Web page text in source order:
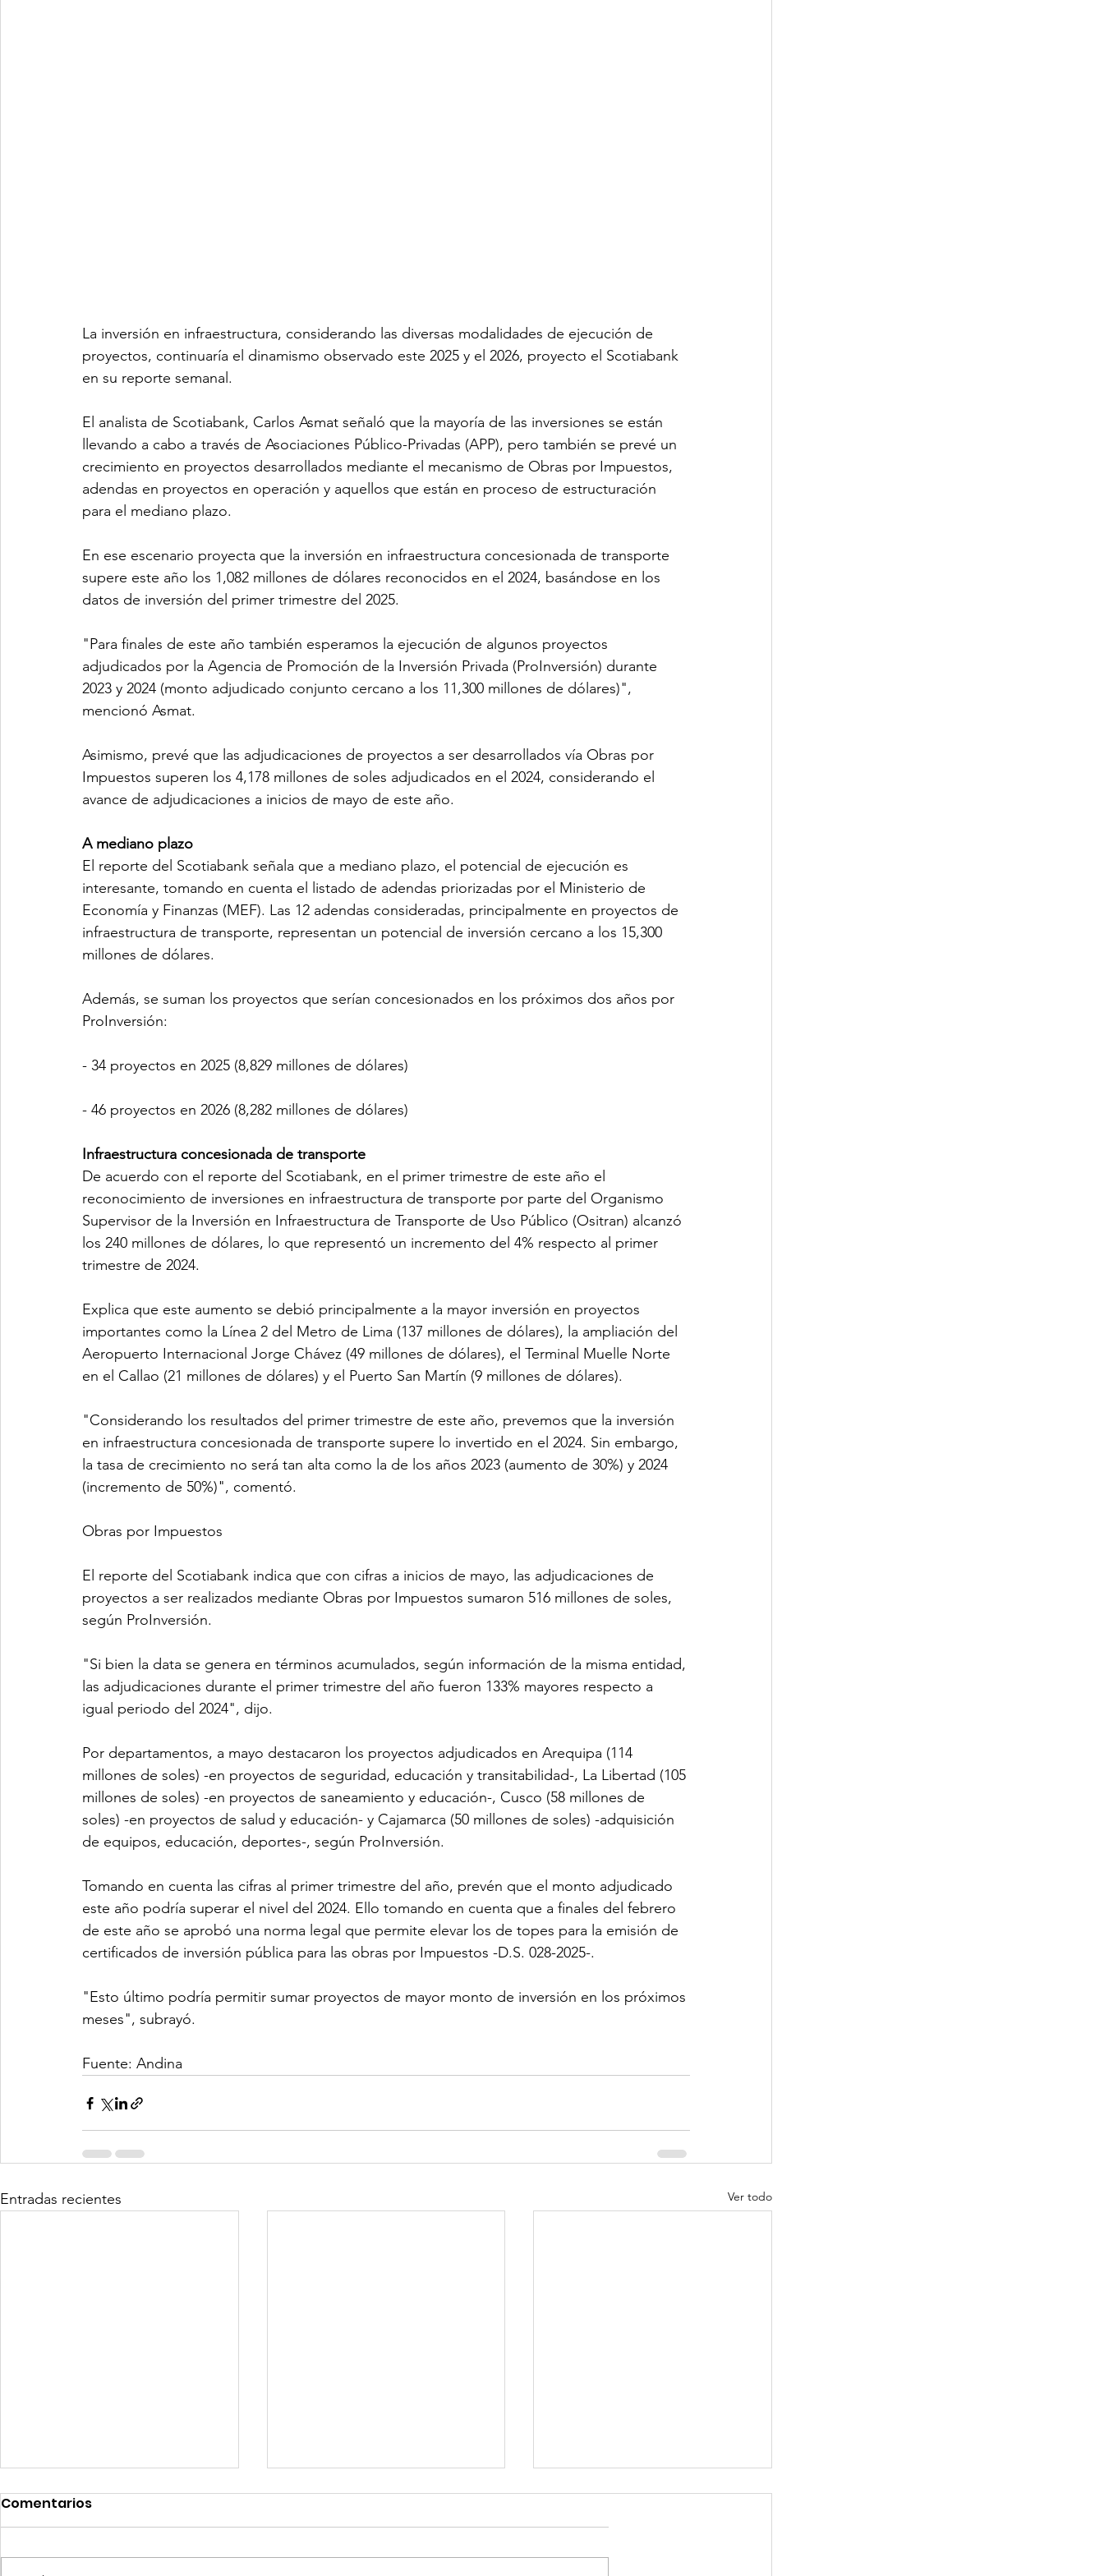
La inversión en infraestructura, considerando las diversas modalidades de ejecución de
proyectos, continuaría el dinamismo observado este 2025 y el 2026, proyecto el Scotiabank
en su reporte semanal.
El analista de Scotiabank, Carlos Asmat señaló que la mayoría de las inversiones se están
llevando a cabo a través de Asociaciones Público-Privadas (APP), pero también se prevé un
crecimiento en proyectos desarrollados mediante el mecanismo de Obras por Impuestos,
adendas en proyectos en operación y aquellos que están en proceso de estructuración
para el mediano plazo.
En ese escenario proyecta que la inversión en infraestructura concesionada de transporte
supere este año los 1,082 millones de dólares reconocidos en el 2024, basándose en los
datos de inversión del primer trimestre del 2025.
"Para finales de este año también esperamos la ejecución de algunos proyectos
adjudicados por la Agencia de Promoción de la Inversión Privada (ProInversión) durante
2023 y 2024 (monto adjudicado conjunto cercano a los 11,300 millones de dólares)",
mencionó Asmat.
Asimismo, prevé que las adjudicaciones de proyectos a ser desarrollados vía Obras por
Impuestos superen los 4,178 millones de soles adjudicados en el 2024, considerando el
avance de adjudicaciones a inicios de mayo de este año.
A mediano plazo
El reporte del Scotiabank señala que a mediano plazo, el potencial de ejecución es
interesante, tomando en cuenta el listado de adendas priorizadas por el Ministerio de
Economía y Finanzas (MEF). Las 12 adendas consideradas, principalmente en proyectos de
infraestructura de transporte, representan un potencial de inversión cercano a los 15,300
millones de dólares.
Además, se suman los proyectos que serían concesionados en los próximos dos años por
ProInversión:
- 34 proyectos en 2025 (8,829 millones de dólares)
- 46 proyectos en 2026 (8,282 millones de dólares)
Infraestructura concesionada de transporte
De acuerdo con el reporte del Scotiabank, en el primer trimestre de este año el
reconocimiento de inversiones en infraestructura de transporte por parte del Organismo
Supervisor de la Inversión en Infraestructura de Transporte de Uso Público (Ositran) alcanzó
los 240 millones de dólares, lo que representó un incremento del 4% respecto al primer
trimestre de 2024.
Explica que este aumento se debió principalmente a la mayor inversión en proyectos
importantes como la Línea 2 del Metro de Lima (137 millones de dólares), la ampliación del
Aeropuerto Internacional Jorge Chávez (49 millones de dólares), el Terminal Muelle Norte
en el Callao (21 millones de dólares) y el Puerto San Martín (9 millones de dólares).
"Considerando los resultados del primer trimestre de este año, prevemos que la inversión
en infraestructura concesionada de transporte supere lo invertido en el 2024. Sin embargo,
la tasa de crecimiento no será tan alta como la de los años 2023 (aumento de 30%) y 2024
(incremento de 50%)", comentó.
Obras por Impuestos
El reporte del Scotiabank indica que con cifras a inicios de mayo, las adjudicaciones de
proyectos a ser realizados mediante Obras por Impuestos sumaron 516 millones de soles,
según ProInversión.
"Si bien la data se genera en términos acumulados, según información de la misma entidad,
las adjudicaciones durante el primer trimestre del año fueron 133% mayores respecto a
igual periodo del 2024", dijo.
Por departamentos, a mayo destacaron los proyectos adjudicados en Arequipa (114
millones de soles) -en proyectos de seguridad, educación y transitabilidad-, La Libertad (105
millones de soles) -en proyectos de saneamiento y educación-, Cusco (58 millones de
soles) -en proyectos de salud y educación- y Cajamarca (50 millones de soles) -adquisición
de equipos, educación, deportes-, según ProInversión.
Tomando en cuenta las cifras al primer trimestre del año, prevén que el monto adjudicado
este año podría superar el nivel del 2024. Ello tomando en cuenta que a finales del febrero
de este año se aprobó una norma legal que permite elevar los de topes para la emisión de
certificados de inversión pública para las obras por Impuestos -D.S. 028-2025-.
"Esto último podría permitir sumar proyectos de mayor monto de inversión en los próximos
meses", subrayó.
Fuente: Andina
Entradas recientes Ver todo
Comentarios